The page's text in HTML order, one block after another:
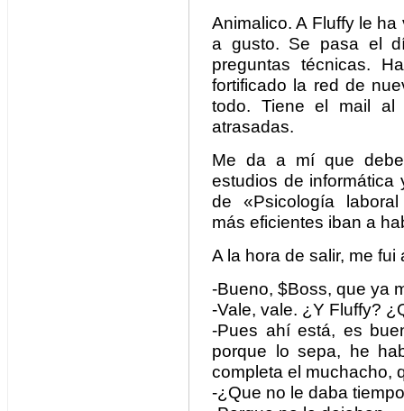
Animalico. A Fluffy le
a gusto. Se pasa el
preguntas técnicas.
fortificado la red de
todo. Tiene el mail al
atrasadas.
Me da a mí que
estudios de
de «Psicología
más eficientes iban a
A la hora de salir, me fui
-Bueno, $Boss, que ya
-Vale, vale. ¿Y Fluffy?
-Pues ahí está, es
porque lo sepa, he
completa el muchacho,
-¿Que no le daba